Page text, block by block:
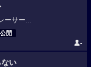
ーサー...
開
-
い